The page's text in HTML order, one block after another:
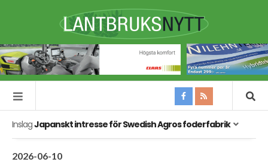
InslagJapanskt intresse för Swedish Agros foderfabrik
2026-06-10